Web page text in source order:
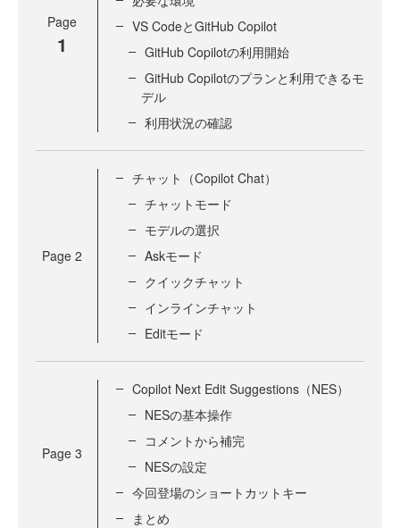
Page
1
VS CodeとGitHub Copilot
GitHub Copilotの利用開始
GitHub Copilotのプランと利用できるモ
デル
利用状況の確認
Page 2
チャット（Copilot Chat）
チャットモード
モデルの選択
Askモード
クイックチャット
インラインチャット
Editモード
Page 3
Copilot Next Edit Suggestions（NES）
NESの基本操作
コメントから補完
NESの設定
今回登場のショートカットキー
まとめ